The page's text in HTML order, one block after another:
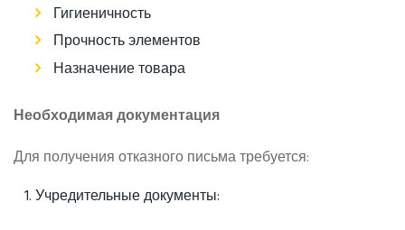
Гигиеничность
Прочность элементов
Назначение товара
Необходимая документация
Для получения отказного письма требуется:
Учредительные документы: